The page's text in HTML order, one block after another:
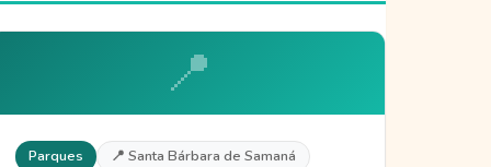
📍
Parques 📍 Santa Bárbara de Samaná